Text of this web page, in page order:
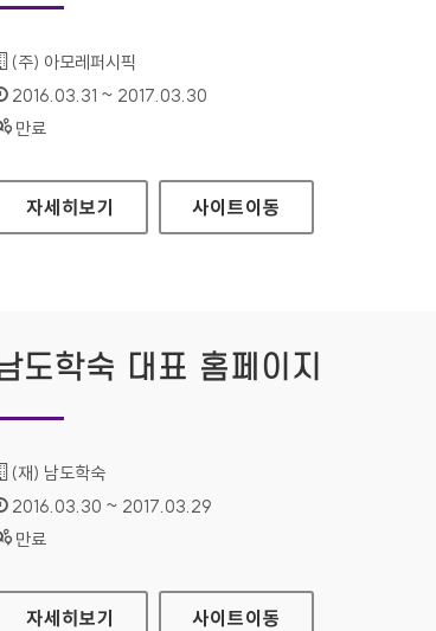
기관명 :
(주) 아모레퍼시픽
인증기간 :
2016.03.31 ~ 2017.03.30
상태 :
만료
라네즈 홈페이지
자세히보기 사이트이동
도학숙 대표 홈페이지
기관명 :
(재) 남도학숙
인증기간 :
2016.03.30 ~ 2017.03.29
상태 :
만료
남도학숙 대표 홈페이지
자세히보기 사이트이동